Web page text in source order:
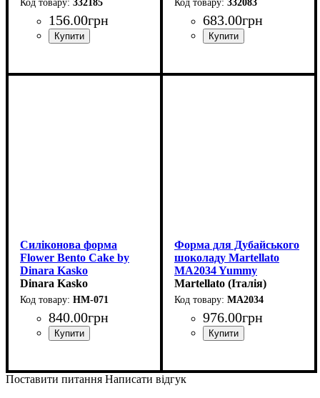
332185
156.00грн
332083
683.00грн
Силіконова форма
Flower Bento Cake by
Dinara Kasko
(d110мм,h75мм,500мл)
Dinara Kasko
HM-071
840.00грн
Форма для Дубайського
шоколаду Martellato
MA2034 Yummy
(155x75мм,h20мм,250гр)
Martellato (Італія)
MA2034
976.00грн
Поставити питання Написати відгук